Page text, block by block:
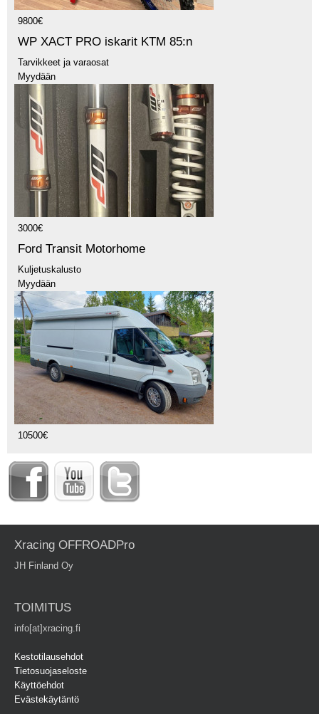
9800€
WP XACT PRO iskarit KTM 85:n
Tarvikkeet ja varaosat
Myydään
3000€
Ford Transit Motorhome
Kuljetuskalusto
Myydään
10500€
Xracing OFFROADPro
JH Finland Oy
TOIMITUS
info[at]xracing.fi
Kestotilausehdot
Tietosuojaseloste
Käyttöehdot
Evästekäytäntö